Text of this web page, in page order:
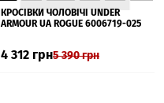
▲
КРОСІВКИ ЧОЛОВІЧІ UNDER
ARMOUR UA ROGUE 6006719-025
4 312 грн5 390грн